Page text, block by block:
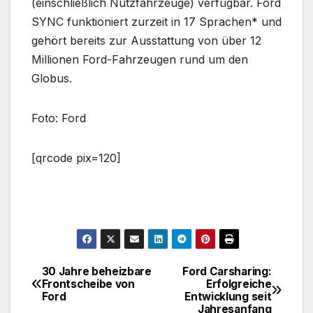
SYNC funktioniert zurzeit in 17 Sprachen* und
gehört bereits zur Ausstattung von über 12
Millionen Ford-Fahrzeugen rund um den
Globus.
Foto: Ford
[qrcode pix=120]
Beitragsnavigation
Ford Carsharing:
Erfolgreiche
Entwicklung seit
Jahresanfang
30 Jahre beheizbare
Frontscheibe von
Ford